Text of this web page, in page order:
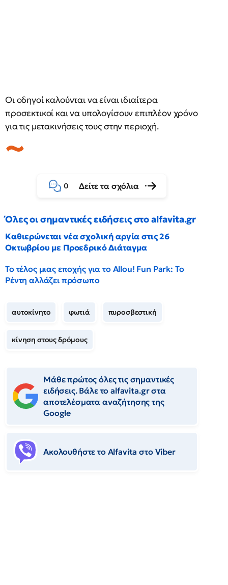
Οι οδηγοί καλούνται να είναι ιδιαίτερα
προσεκτικοί και να υπολογίσουν επιπλέον χρόνο
για τις μετακινήσεις τους στην περιοχή.
0 Δείτε τα σχόλια
Όλες οι σημαντικές ειδήσεις στο alfavita.gr
Καθιερώνεται νέα σχολική αργία στις 26
Οκτωβρίου με Προεδρικό Διάταγμα
Το τέλος μιας εποχής για το Allou! Fun Park: Το
Ρέντη αλλάζει πρόσωπο
αυτοκίνητο φωτιά πυροσβεστική
κίνηση στους δρόμους
Μάθε πρώτος όλες τις σημαντικές
ειδήσεις. Βάλε το alfavita.gr στα
αποτελέσματα αναζήτησης της
Google
Ακολουθήστε το Αlfavita στο Viber